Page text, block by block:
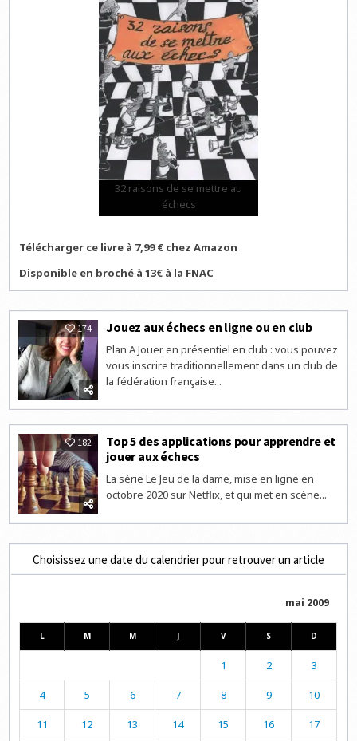
32 raisons de se mettre au
échecs
Télécharger ce livre à 7,99 € chez Amazon
Disponible en broché à 13€ à la FNAC
174 Jouez aux échecs en ligne ou en club
Plan A Jouer en présentiel en club : vous pouvez
vous inscrire traditionnellement dans un club de
la fédération française...
182
Top 5 des applications pour apprendre et
jouer aux échecs
La série Le Jeu de la dame, mise en ligne en
octobre 2020 sur Netflix, et qui met en scène...
Choisissez une date du calendrier pour retrouver un article
mai 2009
L M M J V S D
1 2 3
4 5 6 7 8 9 10
11 12 13 14 15 16 17